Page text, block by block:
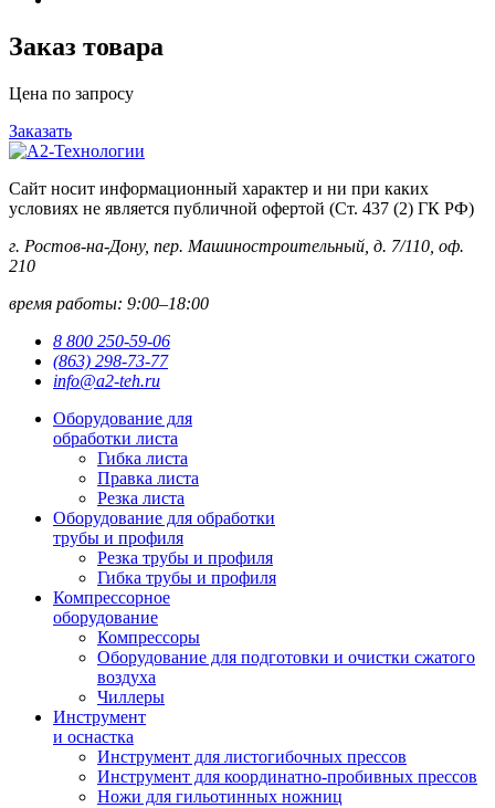
Заказ товара
Цена по запросу
Заказать
Сайт носит информационный характер и ни при каких
условиях не является публичной офертой (Ст. 437 (2) ГК РФ)
г. Ростов-на-Дону, пер. Машиностроительный, д. 7/110, оф.
210
время работы: 9:00–18:00
8 800 250-59-06
(863) 298-73-77
info@a2-teh.ru
Оборудование для
обработки листа
Гибка листа
Правка листа
Резка листа
Оборудование для обработки
трубы и профиля
Резка трубы и профиля
Гибка трубы и профиля
Компрессорное
оборудование
Компрессоры
Оборудование для подготовки и очистки сжатого
воздуха
Чиллеры
Инструмент
и оснастка
Инструмент для листогибочных прессов
Инструмент для координатно-пробивных прессов
Ножи для гильотинных ножниц